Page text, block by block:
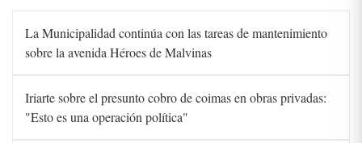
La Municipalidad continúa con las tareas de mantenimiento
sobre la avenida Héroes de Malvinas
Iriarte sobre el presunto cobro de coimas en obras privadas:
"Esto es una operación política"